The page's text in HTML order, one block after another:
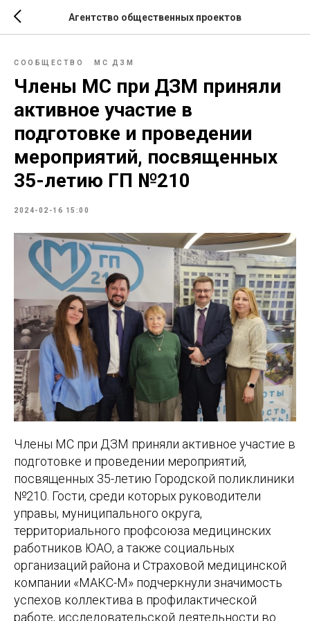
Агентство общественных проектов
СООБЩЕСТВО МС ДЗМ
Члены МС при ДЗМ приняли
активное участие в
подготовке и проведении
мероприятий, посвященных
35-летию ГП №210
2024-02-16 15:00
Члены МС при ДЗМ приняли активное участие в
подготовке и проведении мероприятий,
посвященных 35-летию Городской поликлиники
№210. Гости, среди которых руководители
управы, муниципального округа,
территориального профсоюза медицинских
работников ЮАО, а также социальных
организаций района и Страховой медицинской
компании «МАКС-М» подчеркнули значимость
успехов коллектива в профилактической
работе, исследовательской деятельности во